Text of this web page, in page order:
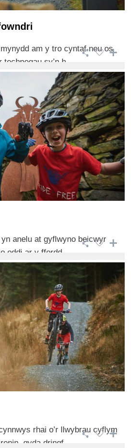
am y tro cyntaf neu os
sy’n h ...
anelu at gyflwyno beicwyr
oddi ar y ffordd ...
rhai o’r llwybrau cyflym
gyda dringf ...